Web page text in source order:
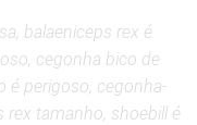
balaeniceps rex é
cegonha bico de
é perigoso, cegonha-
rex tamanho, shoebill é